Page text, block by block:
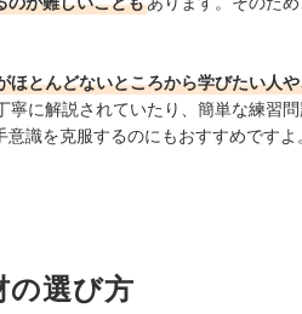
ほとんどないところから学びたい人
寧に解説されていたり、簡単な練習
意識を克服するのにもおすすめですよ
の選び方